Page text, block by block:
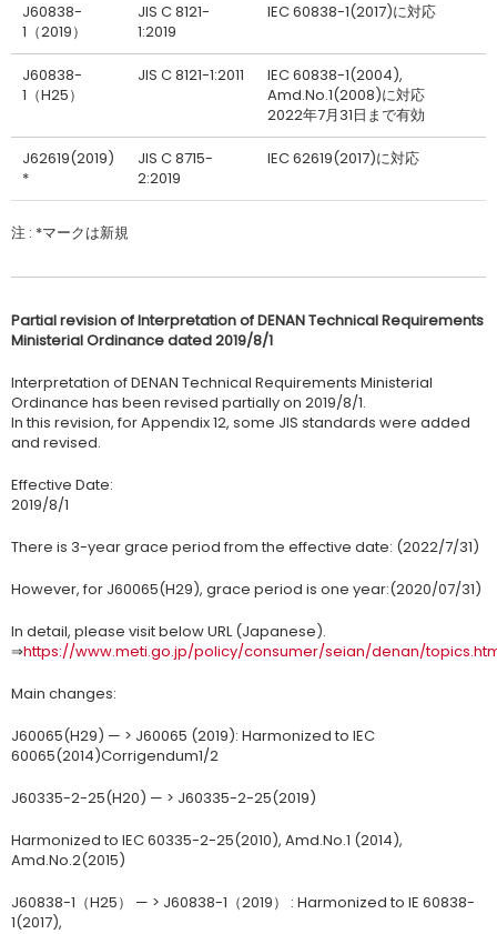
J60838-
1（2019）
JIS C 8121-
1:2019
IEC 60838-1(2017)に対応
J60838-
1（H25）
JIS C 8121-1:2011
IEC 60838-1(2004),
Amd.No.1(2008)に対応
2022年7月31日まで有効
J62619(2019)
*
JIS C 8715-
2:2019
IEC 62619(2017)に対応
注 : *マークは新規
Partial revision of Interpretation of DENAN Technical Requirements
Ministerial Ordinance dated 2019/8/1
Interpretation of DENAN Technical Requirements Ministerial
Ordinance has been revised partially on 2019/8/1.
In this revision, for Appendix 12, some JIS standards were added
and revised.
Effective Date:
2019/8/1
There is 3-year grace period from the effective date: (2022/7/31)
However, for J60065(H29), grace period is one year:(2020/07/31)
In detail, please visit below URL (Japanese).
⇒https://www.meti.go.jp/policy/consumer/seian/denan/
Main changes:
J60065(H29) — > J60065 (2019): Harmonized to IEC
60065(2014)Corrigendum1/2
J60335-2-25(H20) — > J60335-2-25(2019)
Harmonized to IEC 60335-2-25(2010), Amd.No.1 (2014),
Amd.No.2(2015)
J60838-1（H25） — > J60838-1（2019） : Harmonized to IE 60838-
1(2017),